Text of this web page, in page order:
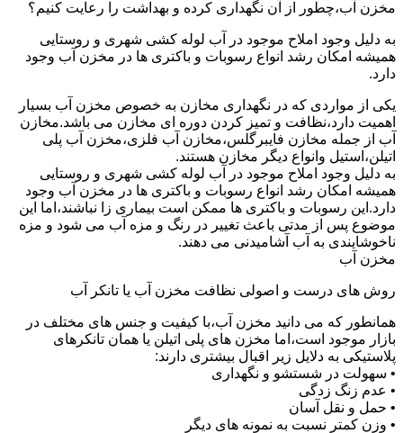
مخزن آب،چطور از آن نگهداری کرده و بهداشت را رعایت کنیم؟
به دلیل وجود املاح موجود در آب لوله کشی شهری و روستایی
همیشه امکان رشد انواع رسوبات و باکتری ها در مخزن آب وجود
دارد.
یکی از مواردی که در نگهداری مخازن به خصوص مخزن آب بسیار
اهمیت دارد،نظافت و تمیز کردن دوره ای مخازن می باشد.مخازن
آب از جمله مخازن فایبرگلس،مخازن آب فلزی،مخزن آب پلی
اتیلن،استیل وانواع دیگر مخازن هستند.
به دلیل وجود املاح موجود در آب لوله کشی شهری و روستایی
همیشه امکان رشد انواع رسوبات و باکتری ها در مخزن آب وجود
دارد.این رسوبات و باکتری ها ممکن است بیماری زا نباشند،اما این
موضوع پس از مدتی باعث تغییر در رنگ و مزه آب می شود و مزه
ناخوشایندی به آب آشامیدنی می دهند.
مخزن آب
روش های درست و اصولی نظافت مخزن آب یا تانکر آب
همانطور که می دانید مخزن آب،با کیفیت و جنس های مختلف در
بازار موجود است،اما مخزن های پلی اتیلن یا همان تانکرهای
پلاستیکی به دلایل زیر اقبال بیشتری دارند:
• سهولت در شستشو و نگهداری
• عدم زنگ زدگی
• حمل و نقل آسان
• وزن کمتر نسبت به نمونه های دیگر